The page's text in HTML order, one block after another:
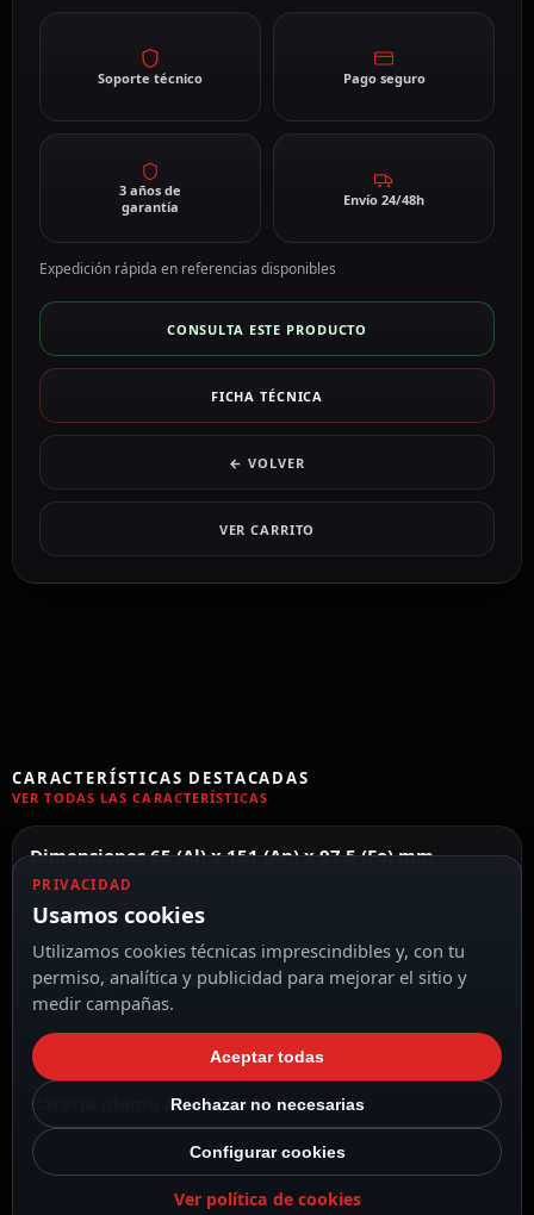
Soporte técnico Pago seguro
3 años de
garantía
Envío 24/48h
Expedición rápida en referencias disponibles
CONSULTA ESTE PRODUCTO
FICHA TÉCNICA
← VOLVER
VER CARRITO
CARACTERÍSTICAS DESTACADAS
VER TODAS LAS CARACTERÍSTICAS
Dimensiones 65 (Al) x 151 (An) x 97.5 (Fo) mm
Para respaldo o uso directo
Batería plomo ácido AGM
PRIVACIDAD
Usamos cookies
Utilizamos cookies técnicas imprescindibles y, con tu
permiso, analítica y publicidad para mejorar el sitio y
medir campañas.
Aceptar todas
Rechazar no necesarias
Configurar cookies
Ver política de cookies